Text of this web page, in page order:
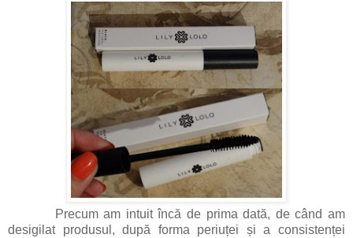
Precum am intuit încă de prima dată, de când am
desigilat produsul, după forma periuței și a consistenței